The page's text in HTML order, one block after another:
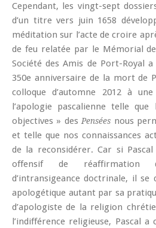
Cependant, les vingt-sept
d’un titre vers juin 1658
méditation sur l’acte de croire
de feu relatée par le Mémorial de
Société des Amis de Port-Royal
350e anniversaire de la mort de
colloque d’automne 2012 à
l’apologie pascalienne telle
objectives » desPensées nous
et telle que nos connaissances
de la reconsidérer. Car si
offensif de réaffirmation
d’intransigeance doctrinale, il
apologétique autant par sa
d’apologiste de la religion
l’indifférence religieuse, Pascal